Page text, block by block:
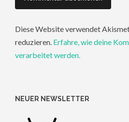
Diese Website verwendet
reduzieren. Erfahre, wie deine
verarbeitet werden.
NEUER NEWSLETTER